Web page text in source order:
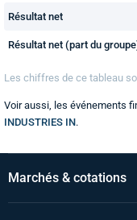
Résultat net
Résultat net (part du
Les chiffres de ce tableau
Voir aussi, les événements
INDUSTRIES IN.
Marchés & cotations